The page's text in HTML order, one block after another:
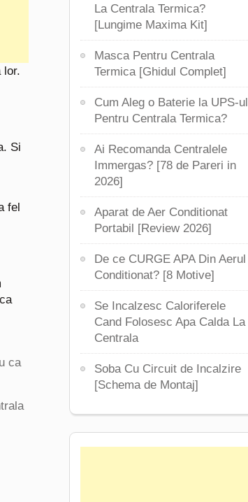
lor.
Si
fel
ca
La Centrala Termica?
[Lungime Maxima Kit]
Masca Pentru Centrala
Termica [Ghidul Complet]
Cum Aleg o Baterie la UPS-ul
Pentru Centrala Termica?
Ai Recomanda Centralele
Immergas? [78 de Pareri in
2026]
Aparat de Aer Conditionat
Portabil [Review 2026]
De ce CURGE APA Din Aerul
Conditionat? [8 Motive]
Se Incalzesc Caloriferele
Cand Folosesc Apa Calda La
Centrala
Soba Cu Circuit de Incalzire
[Schema de Montaj]